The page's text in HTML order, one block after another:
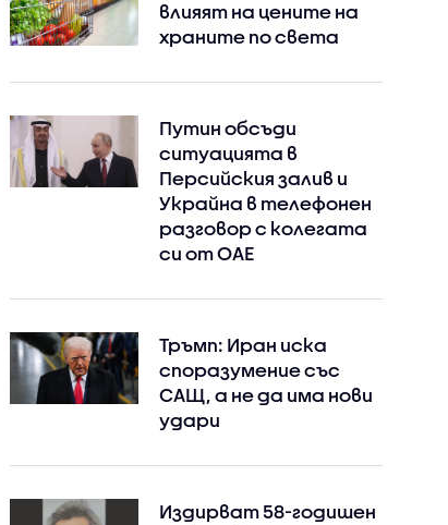
влияят на цените на
храните по света
Путин обсъди
ситуацията в
Персийския залив и
Украйна в телефонен
разговор с колегата
си от ОАЕ
Тръмп: Иран иска
споразумение със
САЩ, а не да има нови
удари
Издирват 58-годишен